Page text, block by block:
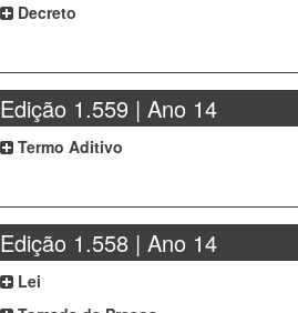
Decreto
Edição 1.559 | Ano 14
Termo Aditivo
Edição 1.558 | Ano 14
Lei